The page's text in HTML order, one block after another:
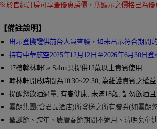
※於官網訂房可享最優惠房價，所顯示之價格已為優
【備註說明】
出示登機證供前台人員查驗，如未出示符合期間
持有中華航空2025年12月12日至2026年6月30日
17樓翰林軒Le Salon只提供12歲以上貴賓使用
翰林軒開放時間為10:30~22:30, 為維護貴賓之權
提醒您飲酒過量, 有害健康; 未滿18歲, 請勿飲酒
雲朗集團(含君品酒店)所發送之所有贈券(如雲朗
聖誕節、跨年、農曆春節期間不適用、清明兒童